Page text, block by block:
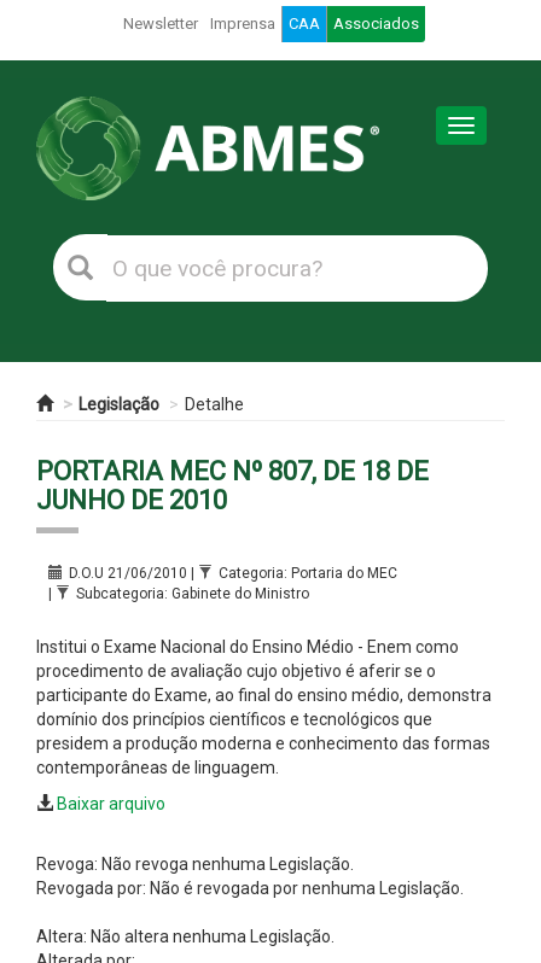
Newsletter Imprensa CAA Associados
Toggle
Legislação Detalhe
PORTARIA MEC Nº 807, DE 18 DE
JUNHO DE 2010
D.O.U 21/06/2010 |
Categoria: Portaria do MEC
|
Subcategoria: Gabinete do Ministro
Institui o Exame Nacional do Ensino Médio - Enem como
procedimento de avaliação cujo objetivo é aferir se o
participante do Exame, ao final do ensino médio, demonstra
domínio dos princípios científicos e tecnológicos que
presidem a produção moderna e conhecimento das formas
contemporâneas de linguagem.
Baixar arquivo
Revoga: Não revoga nenhuma Legislação.
Revogada por: Não é revogada por nenhuma Legislação.
Altera: Não altera nenhuma Legislação.